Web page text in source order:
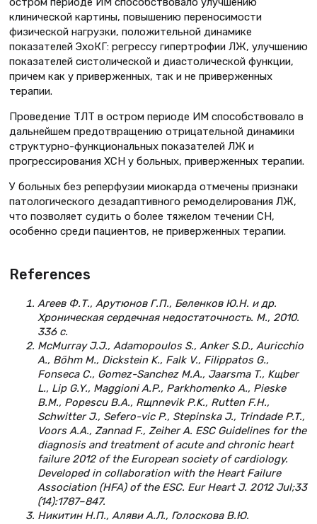
клинической картины, повышению переносимости
физической нагрузки, положительной динамике
показателей ЭхоКГ: регрессу гипертрофии ЛЖ, улучшению
показателей систолической и диастолической функции,
причем как у приверженных, так и не приверженных
терапии.
Проведение ТЛТ в остром периоде ИМ способствовало в
дальнейшем предотвращению отрицательной динамики
структурно-функциональных показателей ЛЖ и
прогрессирования ХСН у больных, приверженных терапии.
У больных без реперфузии миокарда отмечены признаки
патологического дезадаптивного ремоделирования ЛЖ,
что позволяет судить о более тяжелом течении СН,
особенно среди пациентов, не приверженных терапии.
References
Агеев Ф.Т., Арутюнов Г.П., Беленков Ю.Н. и др.
Хроническая сердечная недостаточность. М., 2010.
336 с.
McMurray J.J., Adamopoulos S., Anker S.D., Auricchio
A., Böhm M., Dickstein K., Falk V., Filippatos G.,
Fonseca C., Gomez-Sanchez M.A., Jaarsma T., Kщber
L., Lip G.Y., Maggioni A.P., Parkhomenko A., Pieske
B.M., Popescu B.A., Rщnnevik P.K., Rutten F.H.,
Schwitter J., Sefero-vic P., Stepinska J., Trindade P.T.,
Voors A.A., Zannad F., Zeiher A. ESC Guidelines for the
diagnosis and treatment of acute and chronic heart
failure 2012 of the European society of cardiology.
Developed in collaboration with the Heart Failure
Association (HFA) of the ESC. Eur Heart J. 2012 Jul;33
(14):1787–847.
Никитин Н.П., Аляви А.Л., Голоскова В.Ю.